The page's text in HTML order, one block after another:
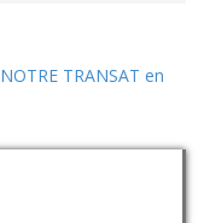
NOTRE TRANSAT en